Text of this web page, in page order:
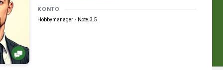
KONTO
Hobbymanager · Note 3.5